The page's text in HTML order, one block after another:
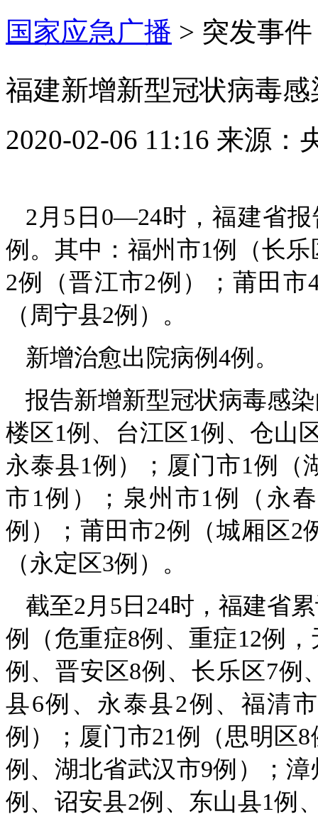
国家应急广播 > 突发事件
福建新增新型冠状病毒
2020-02-06 11:16 来源：
2月5日0—24时，福建省
例。其中：福州市1例（长
2例（晋江市2例）；莆田
（周宁县2例）。
新增治愈出院病例4例。
报告新增新型冠状病毒感
楼区1例、台江区1例、仓山
永泰县1例）；厦门市1例（
市1例）；泉州市1例（永
例）；莆田市2例（城厢区2
（永定区3例）。
截至2月5日24时，福建省
例（危重症8例、重症12例
例、晋安区8例、长乐区7例
县6例、永泰县2例、福清
例）；厦门市21例（思明区
例、湖北省武汉市9例）；
例、诏安县2例、东山县1例